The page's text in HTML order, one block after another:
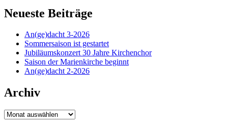
Neueste Beiträge
An(ge)dacht 3-2026
Sommersaison ist gestartet
Jubiläumskonzert 30 Jahre Kirchenchor
Saison der Marienkirche beginnt
An(ge)dacht 2-2026
Archiv
Archiv